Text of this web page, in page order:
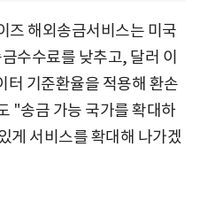
즈 해외송금서비스는 미국
수수료를 낮추고, 달러 이
터 기준환율을 적용해 환손
"송금 가능 국가를 확대하
게 서비스를 확대해 나가겠